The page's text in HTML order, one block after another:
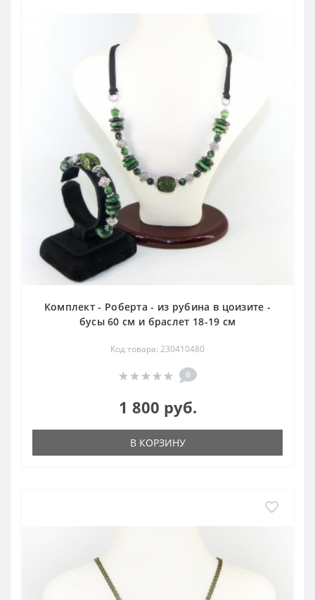
Комплект - Роберта - из рубина в цоизите -
бусы 60 см и браслет 18-19 см
Код товара: 230410480
0
1 800 руб.
В КОРЗИНУ